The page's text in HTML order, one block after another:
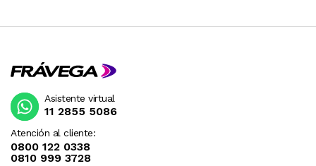
Atención al cliente:
0800 122 0338
0810 999 3728
Asistente virtual
11 2855 5086